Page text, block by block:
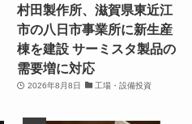
村田製作所、滋賀県東近江
市の八日市事業所に新生産
棟を建設 サーミスタ製品の
需要増に対応
2026年8月8日 工場・設備投資